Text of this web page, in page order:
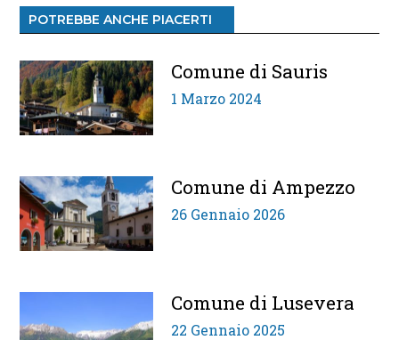
POTREBBE ANCHE PIACERTI
Comune di Sauris
1 Marzo 2024
Comune di Ampezzo
26 Gennaio 2026
Comune di Lusevera
22 Gennaio 2025